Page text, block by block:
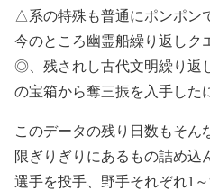
△系の特殊も普通にポンポン
今のところ幽霊船繰り返しク
◎、残されし古代文明繰り返
の宝箱から奪三振を入手した
このデータの残り日数もそん
限ぎりぎりにあるもの詰め込
選手を投手、野手それぞれ1